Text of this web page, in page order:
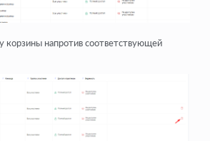
корзины напротив соответствующей